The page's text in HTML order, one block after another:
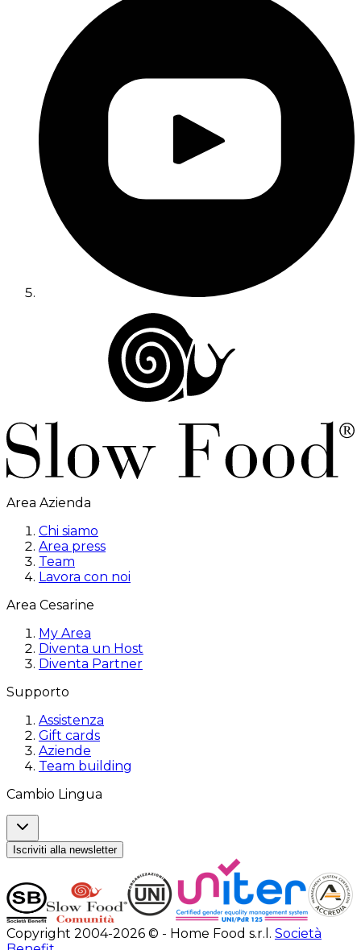
Area Azienda
Chi siamo
Area press
Team
Lavora con noi
Area Cesarine
My Area
Diventa un Host
Diventa Partner
Supporto
Assistenza
Gift cards
Aziende
Team building
Cambio Lingua
Iscriviti alla newsletter
Copyright 2004-2026 © - Home Food s.r.l. Società